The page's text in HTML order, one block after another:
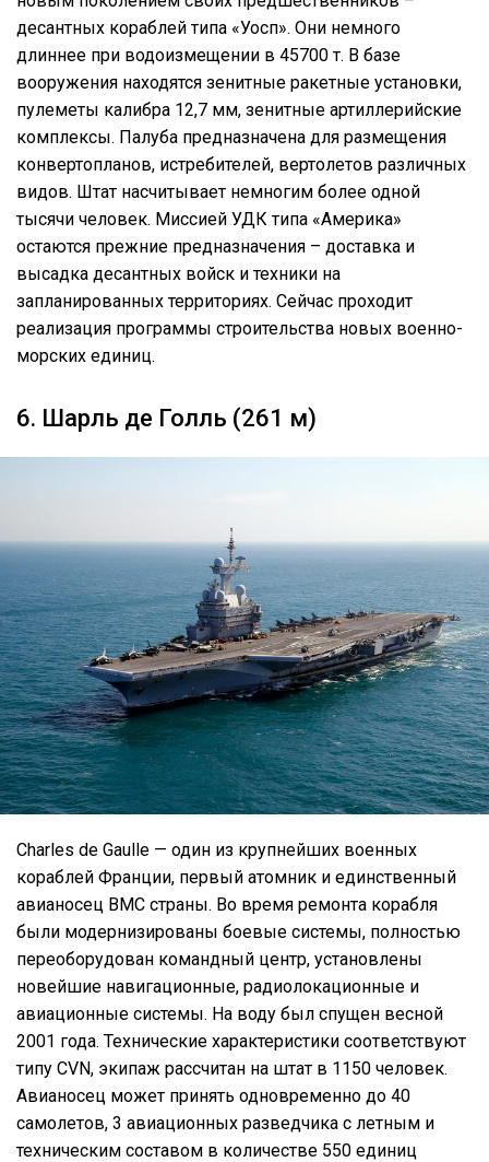
десантных кораблей типа «Уосп». Они немного
длиннее при водоизмещении в 45700 т. В базе
вооружения находятся зенитные ракетные установки,
пулеметы калибра 12,7 мм, зенитные артиллерийские
комплексы. Палуба предназначена для размещения
конвертопланов, истребителей, вертолетов различных
видов. Штат насчитывает немногим более одной
тысячи человек. Миссией УДК типа «Америка»
остаются прежние предназначения – доставка и
высадка десантных войск и техники на
запланированных территориях. Сейчас проходит
реализация программы строительства новых военно-
морских единиц.
6. Шарль де Голль (261 м)
Charles de Gaulle — один из крупнейших военных
кораблей Франции, первый атомник и единственный
авианосец ВМС страны. Во время ремонта корабля
были модернизированы боевые системы, полностью
переоборудован командный центр, установлены
новейшие навигационные, радиолокационные и
авиационные системы. На воду был спущен весной
2001 года. Технические характеристики соответствуют
типу CVN, экипаж рассчитан на штат в 1150 человек.
Авианосец может принять одновременно до 40
самолетов, 3 авиационных разведчика с летным и
техническим составом в количестве 550 единиц